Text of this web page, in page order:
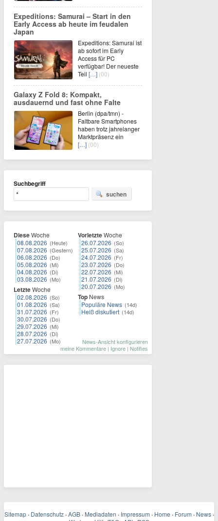
Expeditions: Samurai – Start in den
Early Access ab heute im feudalen
Japan
Expeditions: Samurai ist
ab sofort im Early
Access für PC
verfügbar! Der neueste
Teil […] (00)
Galaxy Z Fold 8: Kompakt,
ausdauernd und fast ohne Falte
Berlin (dpa/tmn) -
Faltbare Smartphones
haben trotz jahrelanger
Marktpräsenz ein
[…] (00)
Suchbegriff
suchen
DieseWoche
08.08.2026 (Heute)
07.08.2026 (Gestern)
06.08.2026 (Do)
05.08.2026 (Mi)
04.08.2026 (Di)
03.08.2026 (Mo)
LetzteWoche
02.08.2026 (So)
01.08.2026 (Sa)
31.07.2026 (Fr)
30.07.2026 (Do)
29.07.2026 (Mi)
28.07.2026 (Di)
27.07.2026 (Mo)
VorletzteWoche
26.07.2026 (So)
25.07.2026 (Sa)
24.07.2026 (Fr)
23.07.2026 (Do)
22.07.2026 (Mi)
21.07.2026 (Di)
20.07.2026 (Mo)
Top News
Populäre News (14d)
Heiß diskutiert (14d)
News-Ansicht konfigurieren
meine Kommentare | Ignore | Notifies
Sitemap · Datenschutz · AGB · Mediadaten · Impressum · Home · Forum · News ·